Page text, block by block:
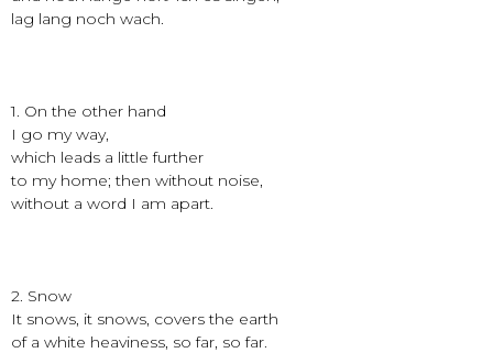
lag lang noch wach.
1. On the other hand
I go my way,
which leads a little further
to my home; then without noise,
without a word I am apart.
2. Snow
It snows, it snows, covers the earth
of a white heaviness, so far, so far.